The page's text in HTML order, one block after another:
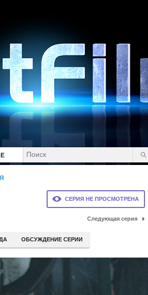
СЕРИЯ НЕ ПРОСМОТРЕНА
Следующая серия
ОБСУЖДЕНИЕ СЕРИИ